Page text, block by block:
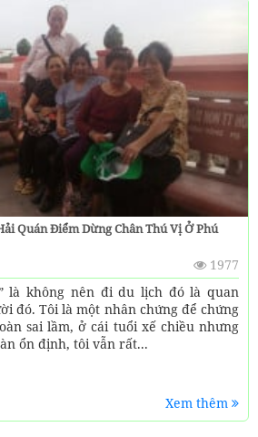
Quán Điểm Dừng Chân Thú Vị Ở Phú
1977
là không nên đi du lịch đó là quan
đó. Tôi là một nhân chứng để chứng
sai lầm, ở cái tuổi xế chiều nhưng
ổn định, tôi vẫn rất...
Xem thêm